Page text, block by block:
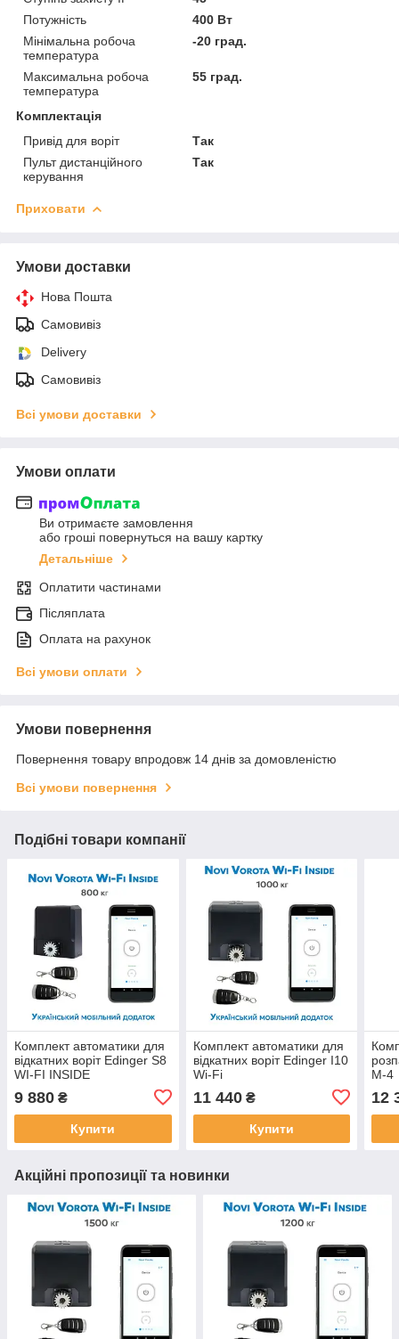
Потужність
400 Вт
Мінімальна робоча
температура
-20 град.
Максимальна робоча
температура
55 град.
Комплектація
Привід для воріт
Так
Пульт дистанційного
керування
Так
Приховати
Умови доставки
Нова Пошта
Самовивіз
Delivery
Самовивіз
Всі умови доставки
Умови оплати
Ви отримаєте замовлення
або гроші повернуться на вашу картку
Детальніше
Оплатити частинами
Післяплата
Оплата на рахунок
Всі умови оплати
Умови повернення
Повернення товару впродовж 14 днів за домовленістю
Всі умови повернення
Подібні товари компанії
Комплект автоматики для
відкатних воріт Edinger S8
WI-FI INSIDE
9 880 ₴
Купити
Комплект автоматики для
відкатних воріт Edinger I10
Wi-Fi
11 440₴
Купити
М-4
12
Акційні пропозиції та новинки